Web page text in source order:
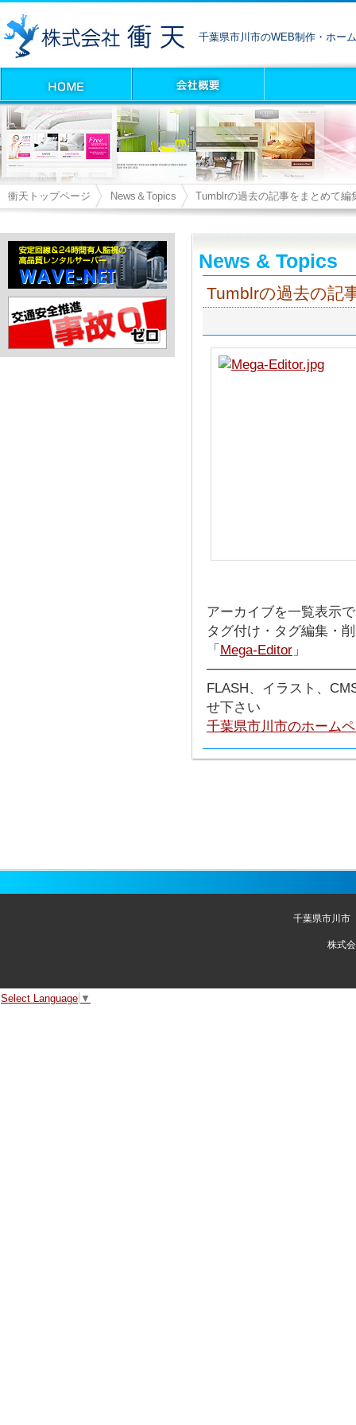
千葉県市川市のWEB制作・ホー
衝天トップページ News＆Topics Tumblrの過去の記事をまとめて編
News & Topics
Tumblrの過去の記
アーカイブを一覧表示
タグ付け・タグ編集・
「 Mega-Editor 」
FLASH、イラスト、
せ下さい
千葉県市川市のホーム
千葉県市川市
株式
Select Language ▼